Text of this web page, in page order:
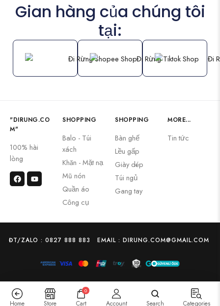
Gian hàng của chúng tôi
tại:
"DIRUNG.CO
M"
100% hài
lòng
SHOPPING
Balo - Túi
xách
Khăn - Mặt nạ
Mũ nón
Quần áo
Công cụ
SHOPPING
Bàn ghế
Lều gấp
Giày dép
Túi ngủ
Gang tay
MORE...
Tin tức
ĐT/ZALO : 0827 888 883 EMAIL : DIRUNG.COM@GMAIL.COM
Home Store
0
Cart Account Search Categories